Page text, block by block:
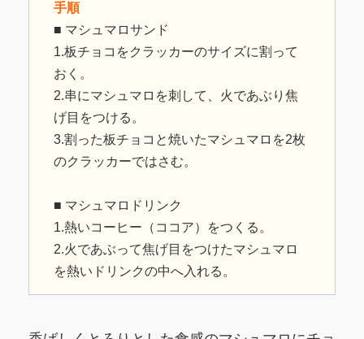
手順
■ マシュマロサンド
1.板チョコをクラッカーのサイズに割って
おく。
2.串にマシュマロを刺して、火であぶり焦
げ目をつける。
3.割った板チョコと焼いたマシュマロを2枚
のクラッカーではさむ。
■ マシュマロドリンク
1.熱いコーヒー（ココア）をつくる。
2.火であぶって焦げ目をつけたマシュマロ
を熱いドリンクの中へ入れる。